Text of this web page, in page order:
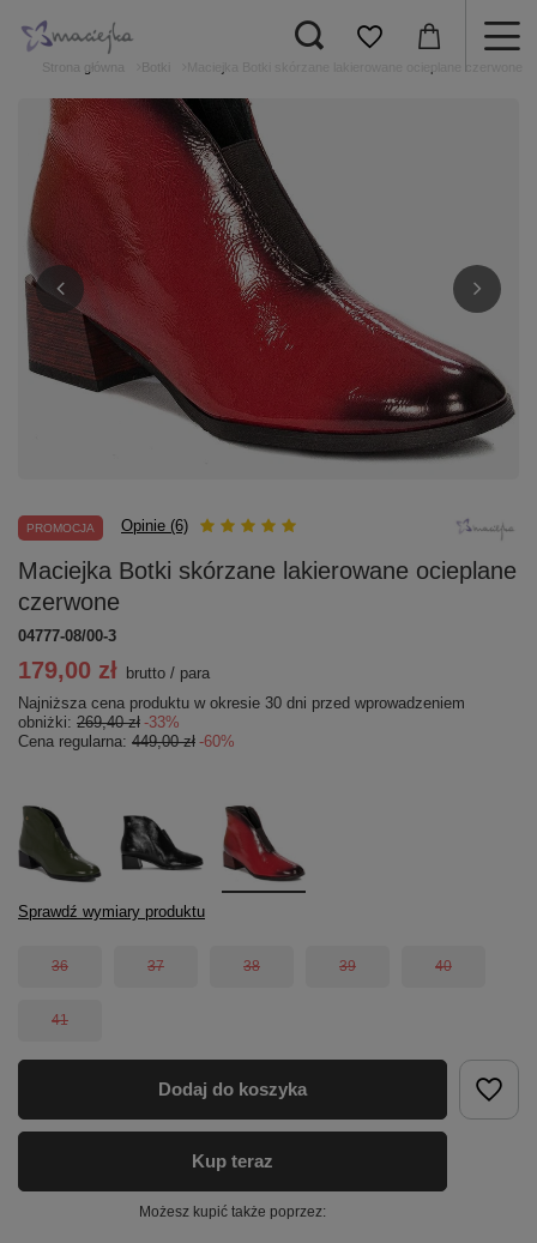
Strona główna Botki
PROMOCJA Opinie (6)
Maciejka Botki skórzane lakierowane ocieplane
czerwone
04777-08/00-3
179,00 zł brutto / para
Najniższa cena produktu w okresie 30 dni przed wprowadzeniem
obniżki: 269,40 zł -33%
Cena regularna: 449,00 zł -60%
Sprawdź wymiary produktu
36 37 38 39 40
41
Dodaj do koszyka
Kup teraz
Możesz kupić także poprzez: